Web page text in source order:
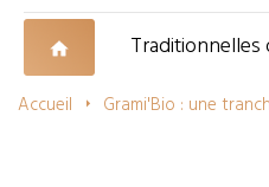
Traditionnelles
Accueil Grami'Bio : une